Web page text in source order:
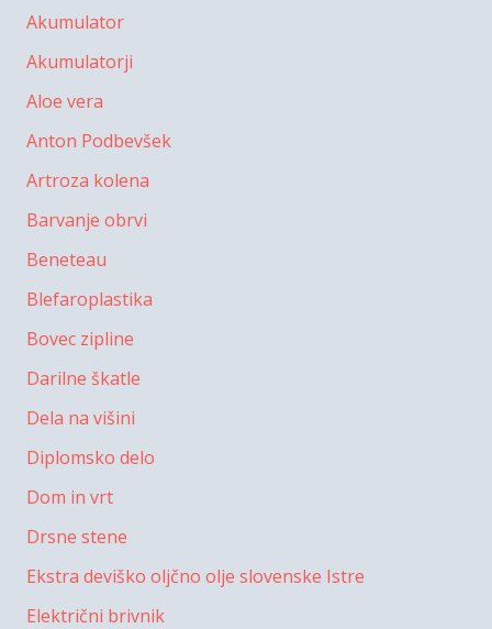
Akumulator
Akumulatorji
Aloe vera
Anton Podbevšek
Artroza kolena
Barvanje obrvi
Beneteau
Blefaroplastika
Bovec zipline
Darilne škatle
Dela na višini
Diplomsko delo
Dom in vrt
Drsne stene
Ekstra deviško oljčno olje slovenske Istre
Električni brivnik